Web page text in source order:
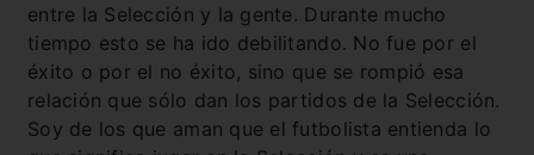
entre la Selección y la gente. Durante mucho
tiempo esto se ha ido debilitando. No fue por el
éxito o por el no éxito, sino que se rompió esa
relación que sólo dan los partidos de la Selección.
Soy de los que aman que el futbolista entienda lo